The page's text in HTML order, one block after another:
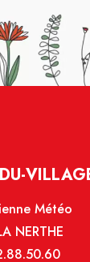
Météo
NERTHE